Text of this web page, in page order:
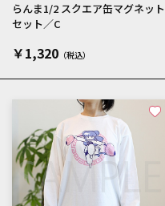
らんま1/2 スクエア缶マグネット
セット／C
￥1,320